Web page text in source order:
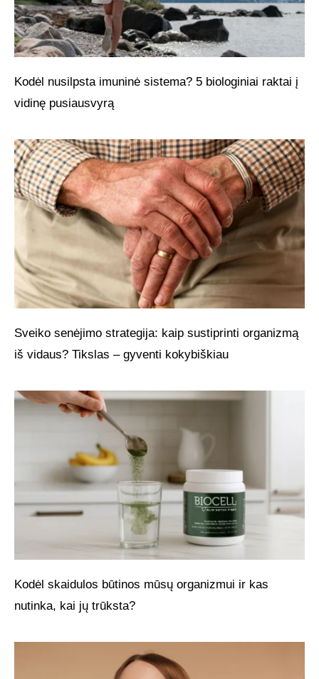
Kodėl nusilpsta imuninė sistema? 5 biologiniai raktai į
vidinę pusiausvyrą
Sveiko senėjimo strategija: kaip sustiprinti organizmą
iš vidaus? Tikslas – gyventi kokybiškiau
Kodėl skaidulos būtinos mūsų organizmui ir kas
nutinka, kai jų trūksta?